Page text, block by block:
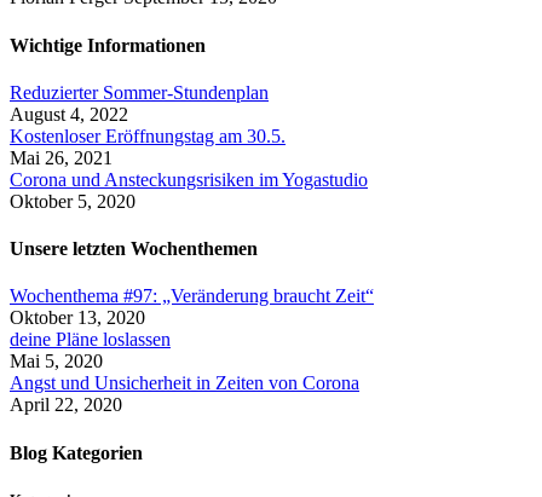
Wichtige Informationen
Reduzierter Sommer-Stundenplan
August 4, 2022
Kostenloser Eröffnungstag am 30.5.
Mai 26, 2021
Corona und Ansteckungsrisiken im Yogastudio
Oktober 5, 2020
Unsere letzten Wochenthemen
Wochenthema #97: „Veränderung braucht Zeit“
Oktober 13, 2020
deine Pläne loslassen
Mai 5, 2020
Angst und Unsicherheit in Zeiten von Corona
April 22, 2020
Blog Kategorien